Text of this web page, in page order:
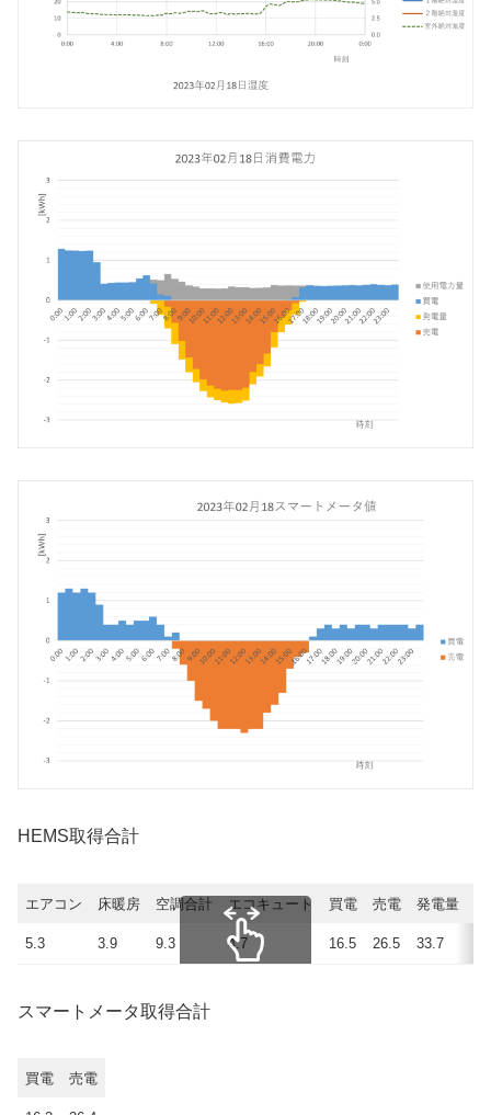
HEMS取得合計
エアコン 床暖房 空調合計 エコキュート 買電 売電 発電量
5.3 3.9 9.3 4.7 16.5 26.5 33.7
スマートメータ取得合計
買電 売電